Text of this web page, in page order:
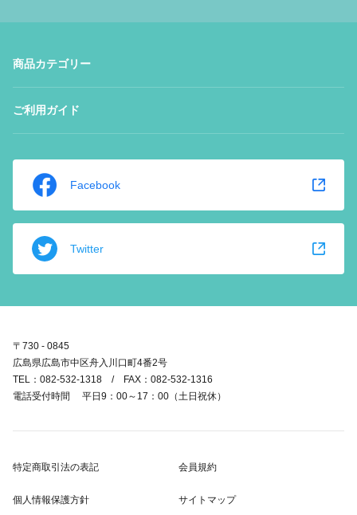
商品カテゴリー
ご利用ガイド
Facebook
Twitter
〒730 - 0845
広島県広島市中区舟入川口町4番2号
TEL：082-532-1318 / FAX：082-532-1316
電話受付時間 平日9：00～17：00（土日祝休）
特定商取引法の表記 会員規約
個人情報保護方針 サイトマップ